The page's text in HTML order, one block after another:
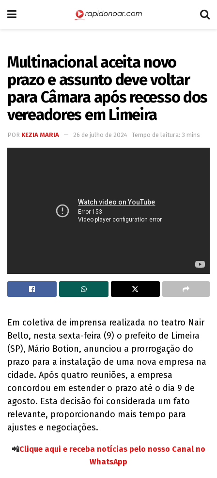
Multinacional aceita novo
prazo e assunto deve voltar
para Câmara após recesso dos
vereadores em Limeira
POR KEZIA MARIA 26 de julho de 2024 Tempo de leitura: 3 mins
Em coletiva de imprensa realizada no teatro Nair
Bello, nesta sexta-feira (9) o prefeito de Limeira
(SP), Mário Botion, anunciou a prorrogação do
prazo para a instalação de uma nova empresa na
cidade. Após quatro reuniões, a empresa
concordou em estender o prazo até o dia 9 de
agosto. Esta decisão foi considerada um fato
relevante, proporcionando mais tempo para
ajustes e negociações.
📲Clique aqui e receba notícias pelo nosso Canal no
WhatsApp